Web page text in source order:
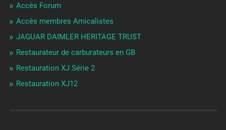
Accès Forum
Accès membres Amicalistes
JAGUAR DAIMLER HERITAGE TRUST
Restaurateur de carburateurs en GB
Restauration XJ Série 2
Restauration XJ12